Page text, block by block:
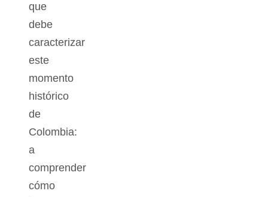
que
debe
caracterizar
este
momento
histórico
de
Colombia:
a
comprender
cómo